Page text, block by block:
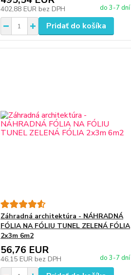
402,88 EUR bez DPH do 3-7 dní
Pridať do košíka
Záhradná architektúra - NÁHRADNÁ
FÓLIA NA FÓLIU TUNEL ZELENÁ FÓLIA
2x3m 6m2
56,76 EUR
46,15 EUR bez DPH do 3-7 dní